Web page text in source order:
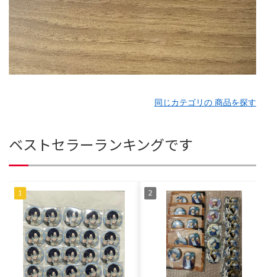
同じカテゴリの 商品を探す
ベストセラーランキングです